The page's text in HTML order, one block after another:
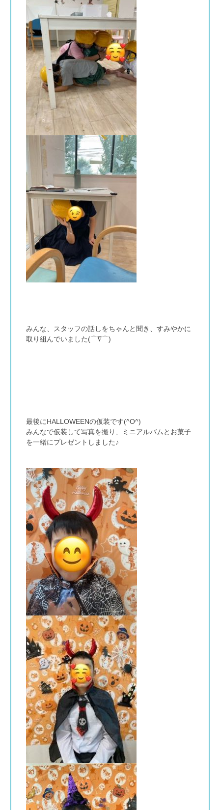
みんな、スタッフの話しをちゃんと聞き、すみやかに
取り組んでいました(⌒∇⌒)
最後にHALLOWEENの仮装です(^O^)
みんなで仮装して写真を撮り、ミニアルバムとお菓子
を一緒にプレゼントしました♪